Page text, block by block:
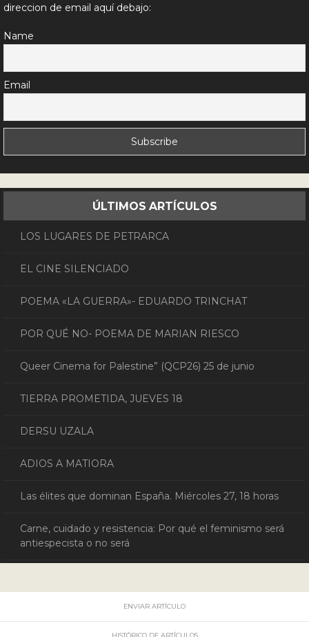
direccion de email aquí debajo:
Name
Email
ÚLTIMOS ARTÍCULOS
LOS LUGARES DE PETRARCA
EL CINE SILENCIADO
POEMA «LA GUERRA»- EDUARDO TRINCHAT
POR QUÉ NO- POEMA DE MARIAN RIESCO
Queer Cinema for Palestine” (QCP26) 25 de junio
TIERRA PROMETIDA, JUEVES 18
DERSU UZALA
ADIOS A MATIORA
Las élites que dominan España. Miércoles 27, 18 horas
Carne, cuidado y resistencia: Por qué el feminismo será
antiespecista o no será
ENVIAR ARTÍCULO
HISTÓRICO DE ARTÍCULOS